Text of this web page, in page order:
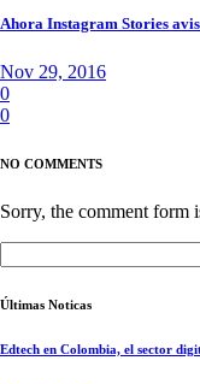
Ahora Instagram Stories
Nov 29, 2016
0
0
NO COMMENTS
Sorry, the comment form
Últimas Noticas
Edtech en Colombia, el sector